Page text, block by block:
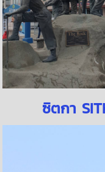
ซิตกา